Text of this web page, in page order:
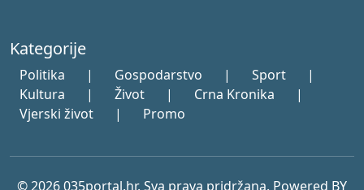
Kategorije
Politika | Gospodarstvo | Sport
|
Kultura
| Život | Crna Kronika
|
Vjerski život
| Promo
© 2026 035portal.hr. Sva prava pridržana. Powered BY